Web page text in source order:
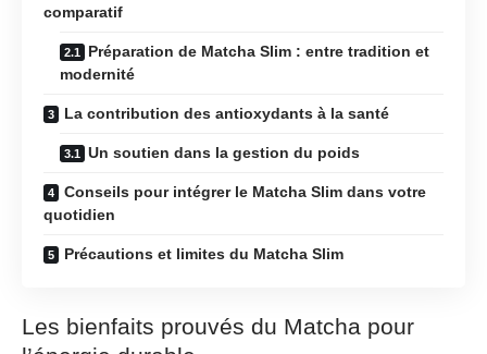
comparatif
Préparation de Matcha Slim : entre tradition et
modernité
La contribution des antioxydants à la santé
Un soutien dans la gestion du poids
Conseils pour intégrer le Matcha Slim dans votre
quotidien
Précautions et limites du Matcha Slim
Les bienfaits prouvés du Matcha pour